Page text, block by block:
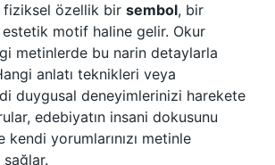
fiziksel özellik bir sembol, bir
motif haline gelir. Okur
metinlerde bu narin detaylarla
anlatı teknikleri veya
duygusal deneyimlerinizi harekete
edebiyatın insani dokusunu
kendi yorumlarınızı metinle
sağlar.